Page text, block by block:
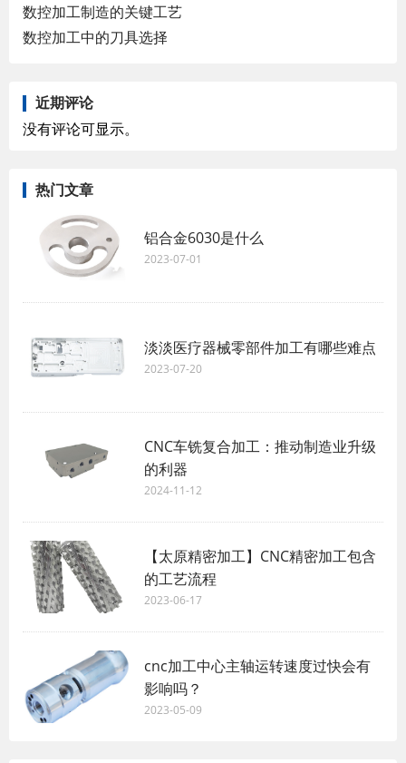
数控加工制造的关键工艺
数控加工中的刀具选择
近期评论
没有评论可显示。
热门文章
铝合金6030是什么
2023-07-01
淡淡医疗器械零部件加工有哪些难点
2023-07-20
CNC车铣复合加工：推动制造业升级
的利器
2024-11-12
【太原精密加工】CNC精密加工包含
的工艺流程
2023-06-17
cnc加工中心主轴运转速度过快会有
影响吗？
2023-05-09